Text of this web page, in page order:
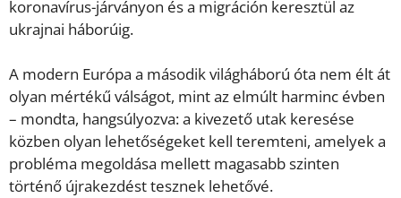
koronavírus-járványon és a migráción keresztül az
ukrajnai háborúig.
A modern Európa a második világháború óta nem élt át
olyan mértékű válságot, mint az elmúlt harminc évben
– mondta, hangsúlyozva: a kivezető utak keresése
közben olyan lehetőségeket kell teremteni, amelyek a
probléma megoldása mellett magasabb szinten
történő újrakezdést tesznek lehetővé.